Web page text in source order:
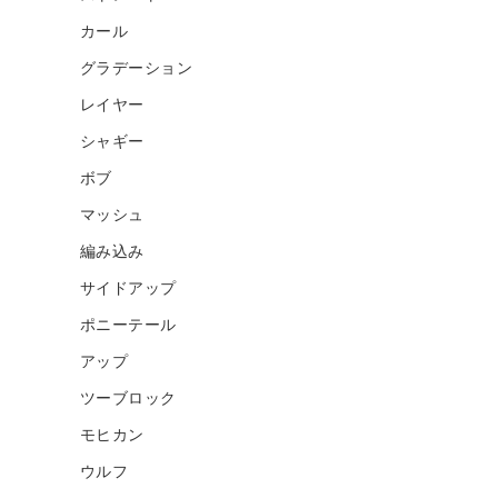
カール
グラデーション
レイヤー
シャギー
ボブ
マッシュ
編み込み
サイドアップ
ポニーテール
アップ
ツーブロック
モヒカン
ウルフ